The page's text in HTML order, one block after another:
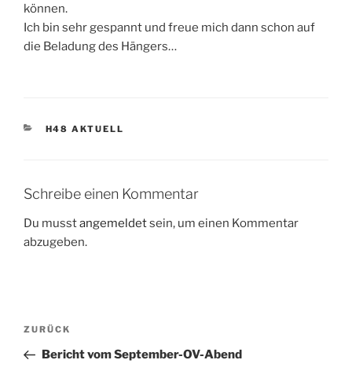
können.
Ich bin sehr gespannt und freue mich dann schon auf
die Beladung des Hängers…
KATEGORIEN
H48 AKTUELL
Schreibe einen Kommentar
Du musstangemeldetsein, um einen Kommentar
abzugeben.
Beitrags-
Vorheriger
Beitrag
ZURÜCK
Bericht vom September-OV-Abend